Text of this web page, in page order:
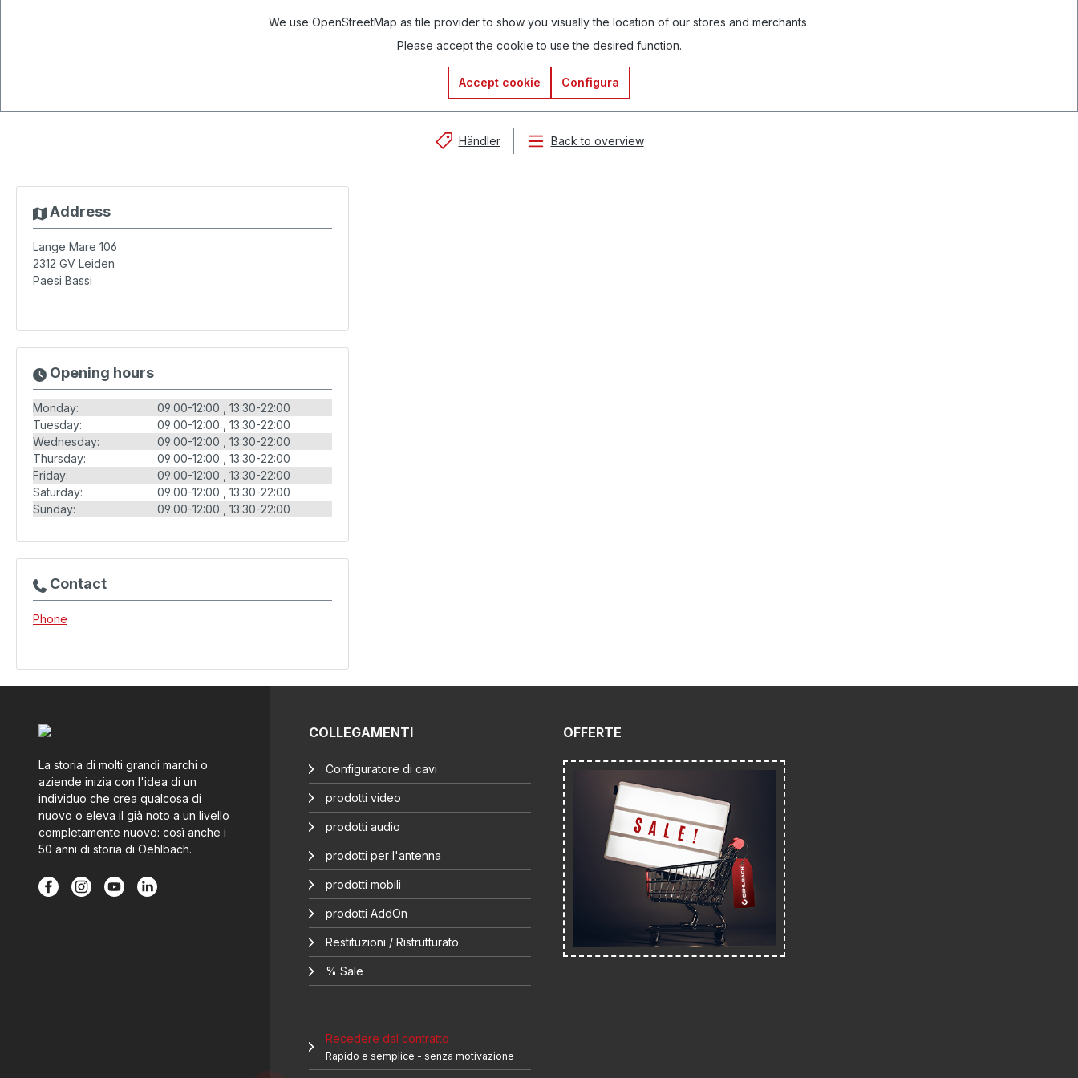
We use OpenStreetMap as tile provider to show you visually the location of our stores and merchants.
Please accept the cookie to use the desired function.
Accept cookie Configura
Händler Back to overview
Address
Lange Mare 106
2312 GV Leiden
Paesi Bassi
Opening hours
Monday: 09:00-12:00
13:30-22:00
Tuesday:
09:00-12:00
13:30-22:00
Wednesday:
09:00-12:00
13:30-22:00
Thursday:
09:00-12:00
13:30-22:00
Friday:
09:00-12:00
13:30-22:00
Saturday:
09:00-12:00
13:30-22:00
Sunday:
09:00-12:00 13:30-22:00
Contact
Phone
La storia di molti grandi marchi o
aziende inizia con l'idea di un
individuo che crea qualcosa di
nuovo o eleva il già noto a un livello
completamente nuovo: così anche i
50 anni di storia di Oehlbach.
COLLEGAMENTI
Configuratore di cavi
prodotti video
prodotti audio
prodotti per l'antenna
prodotti mobili
prodotti AddOn
Restituzioni / Ristrutturato
% Sale
Recedere dal contratto
Rapido e semplice - senza motivazione
OFFERTE